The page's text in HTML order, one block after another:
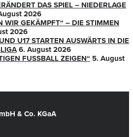
DAS SPIEL – NIEDERLAGE
2026
WIR GEKÄMPFT“ – DIE STIMMEN
2026
U17 STARTEN AUSWÄRTS IN DIE
6. August 2026
FUSSBALL ZEIGEN“
5. August
& Co. KGaA